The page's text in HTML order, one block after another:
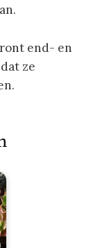
end- en
ze